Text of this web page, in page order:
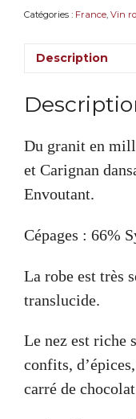
montagne
du
Catégories : France, Vin
Description
Du granit en
et Carignan
Envoutant.
Cépages : 66%
La robe est très
translucide.
Le nez est riche
confits,
carré de